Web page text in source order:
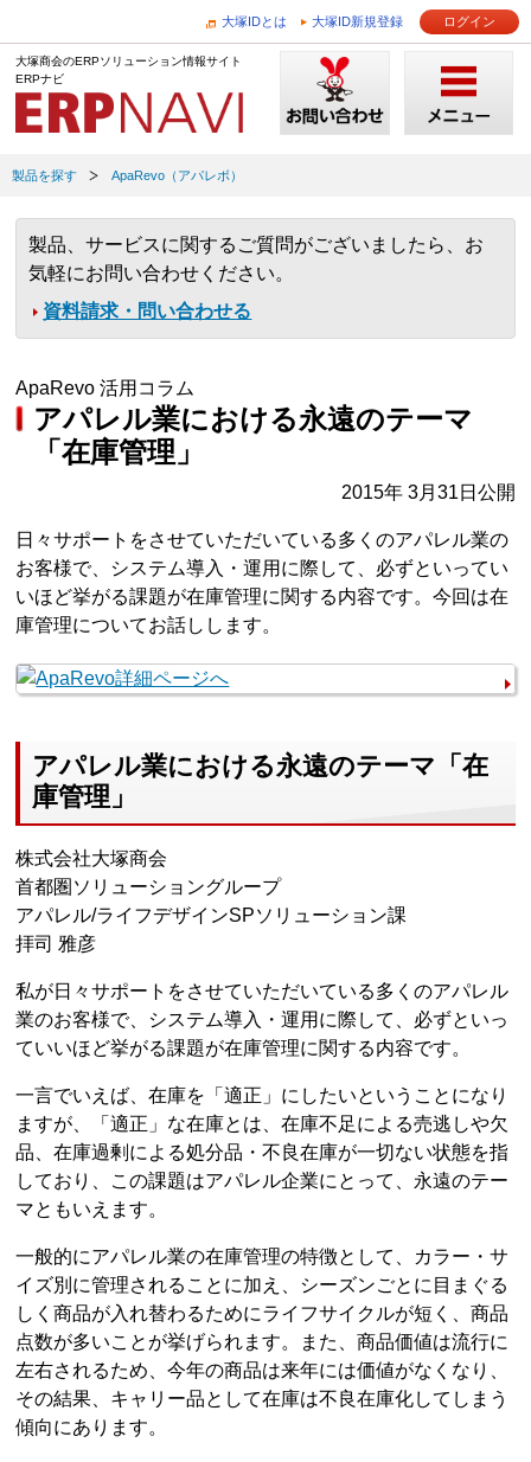
大塚IDとは 大塚ID新規登録 ログイン
大塚商会のERPソリューション情報サイト
ERPナビ
製品を探す ApaRevo（アパレボ）
製品、サービスに関するご質問がございましたら、お
気軽にお問い合わせください。
資料請求・問い合わせる
ApaRevo 活用コラム
アパレル業における永遠のテーマ
「在庫管理」
2015年 3月31日公開
日々サポートをさせていただいている多くのアパレル業の
お客様で、システム導入・運用に際して、必ずといってい
いほど挙がる課題が在庫管理に関する内容です。今回は在
庫管理についてお話しします。
アパレル業における永遠のテーマ「在
庫管理」
株式会社大塚商会
首都圏ソリューショングループ
アパレル/ライフデザインSPソリューション課
拝司 雅彦
私が日々サポートをさせていただいている多くのアパレル
業のお客様で、システム導入・運用に際して、必ずといっ
ていいほど挙がる課題が在庫管理に関する内容です。
一言でいえば、在庫を「適正」にしたいということになり
ますが、「適正」な在庫とは、在庫不足による売逃しや欠
品、在庫過剰による処分品・不良在庫が一切ない状態を指
しており、この課題はアパレル企業にとって、永遠のテー
マともいえます。
一般的にアパレル業の在庫管理の特徴として、カラー・サ
イズ別に管理されることに加え、シーズンごとに目まぐる
しく商品が入れ替わるためにライフサイクルが短く、商品
点数が多いことが挙げられます。また、商品価値は流行に
左右されるため、今年の商品は来年には価値がなくなり、
その結果、キャリー品として在庫は不良在庫化してしまう
傾向にあります。